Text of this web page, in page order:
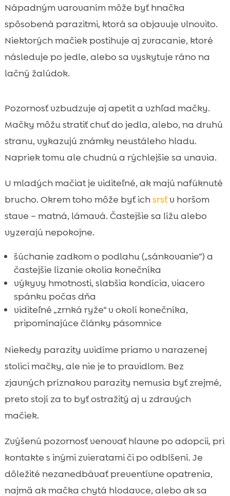
Nápadným varovaním môže byť hnačka
spôsobená parazitmi, ktorá sa objavuje vlnovito.
Niektorých mačiek postihuje aj zvracanie, ktoré
následuje po jedle, alebo sa vyskytuje ráno na
lačný žalúdok.
Pozornosť vzbudzuje aj apetít a vzhľad mačky.
Mačky môžu stratiť chuť do jedla, alebo, na druhú
stranu, vykazujú známky neustáleho hladu.
Napriek tomu ale chudnú a rýchlejšie sa unavia.
U mladých mačiat je viditeľné, ak majú nafúknuté
brucho. Okrem toho môže byť ichsrsťv horšom
stave – matná, lámavá. Častejšie sa lížu alebo
vyzerajú nepokojne.
šúchanie zadkom o podlahu („sánkovanie“) a
častejšie lízanie okolia konečníka
výkyvy hmotnosti, slabšia kondícia, viacero
spánku počas dňa
viditeľné „zrnká ryže“ v okolí konečníka,
pripomínajúce články pásomnice
Niekedy parazity uvidíme priamo v narazenej
stolici mačky, ale nie je to pravidlom. Bez
zjavných príznakov parazity nemusia byť zrejmé,
preto stojí za to byť ostražitý aj u zdravých
mačiek.
Zvýšenú pozornosť venovať hlavne po adopcii, pri
kontakte s inými zvieratami či po odblšení. Je
dôležité nezanedbávať preventívne opatrenia,
najmä ak mačka chytá hlodavce, alebo ak sa